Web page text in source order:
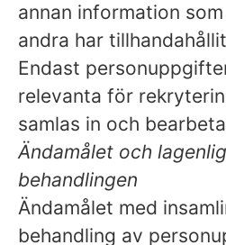
annan information
andra har
Endast
relevanta för
samlas in och
Ändamålet och
behandlingen
Ändamålet med
behandling av